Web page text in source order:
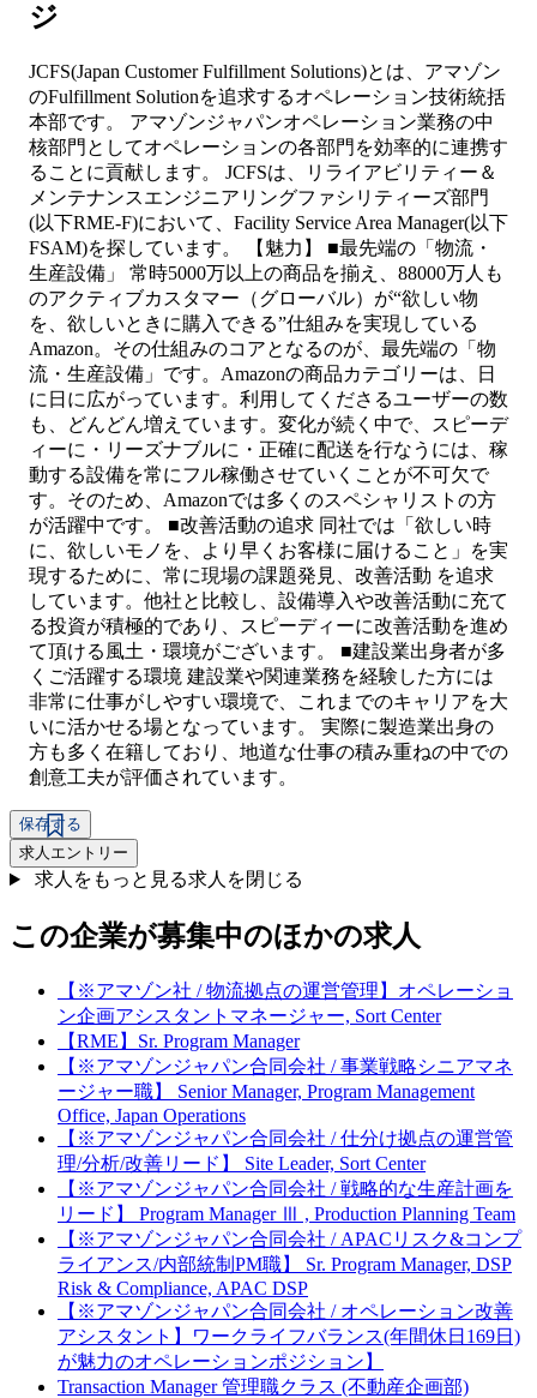
ジ
JCFS(Japan Customer Fulfillment Solutions)とは、アマゾン
のFulfillment Solutionを追求するオペレーション技術統括
本部です。 アマゾンジャパンオペレーション業務の中
核部門としてオペレーションの各部門を効率的に連携す
ることに貢献します。 JCFSは、リライアビリティー＆
メンテナンスエンジニアリングファシリティーズ部門
(以下RME-F)において、Facility Service Area Manager(以下
FSAM)を探しています。 【魅力】 ■最先端の「物流・
生産設備」 常時5000万以上の商品を揃え、88000万人も
のアクティブカスタマー（グローバル）が“欲しい物
を、欲しいときに購入できる”仕組みを実現している
Amazon。その仕組みのコアとなるのが、最先端の「物
流・生産設備」です。Amazonの商品カテゴリーは、日
に日に広がっています。利用してくださるユーザーの数
も、どんどん増えています。変化が続く中で、スピーデ
ィーに・リーズナブルに・正確に配送を行なうには、稼
動する設備を常にフル稼働させていくことが不可欠で
す。そのため、Amazonでは多くのスペシャリストの方
が活躍中です。 ■改善活動の追求 同社では「欲しい時
に、欲しいモノを、より早くお客様に届けること」を実
現するために、常に現場の課題発見、改善活動 を追求
しています。他社と比較し、設備導入や改善活動に充て
る投資が積極的であり、スピーディーに改善活動を進め
て頂ける風土・環境がございます。 ■建設業出身者が多
くご活躍する環境 建設業や関連業務を経験した方には
非常に仕事がしやすい環境で、これまでのキャリアを大
いに活かせる場となっています。 実際に製造業出身の
方も多く在籍しており、地道な仕事の積み重ねの中での
創意工夫が評価されています。
保存する
求人エントリー
求人をもっと見る求人を閉じる
この企業が募集中のほかの求人
【※アマゾン社 / 物流拠点の運営管理】オペレーショ
ン企画アシスタントマネージャー, Sort Center
【RME】Sr. Program Manager
【※アマゾンジャパン合同会社 / 事業戦略シニアマネ
ージャー職】 Senior Manager, Program Management
Office, Japan Operations
【※アマゾンジャパン合同会社 / 仕分け拠点の運営管
理/分析/改善リード】 Site Leader, Sort Center
【※アマゾンジャパン合同会社 / 戦略的な生産計画を
リード】 Program Manager Ⅲ , Production Planning Team
【※アマゾンジャパン合同会社 / APACリスク&コンプ
ライアンス/内部統制PM職】 Sr. Program Manager, DSP
Risk & Compliance, APAC DSP
【※アマゾンジャパン合同会社 / オペレーション改善
アシスタント】ワークライフバランス(年間休日169日)
が魅力のオペレーションポジション】
Transaction Manager 管理職クラス (不動産企画部)